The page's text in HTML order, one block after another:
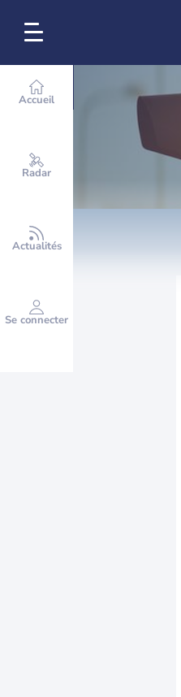
Accueil
Radar
Actualités
Se connecter